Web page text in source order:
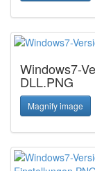
Windows7-
DLL.PNG
Magnify image